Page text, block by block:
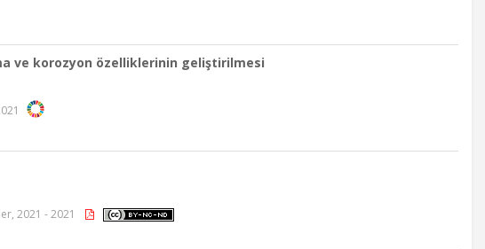
ve korozyon özelliklerinin geliştirilmesi
2021 - 2021